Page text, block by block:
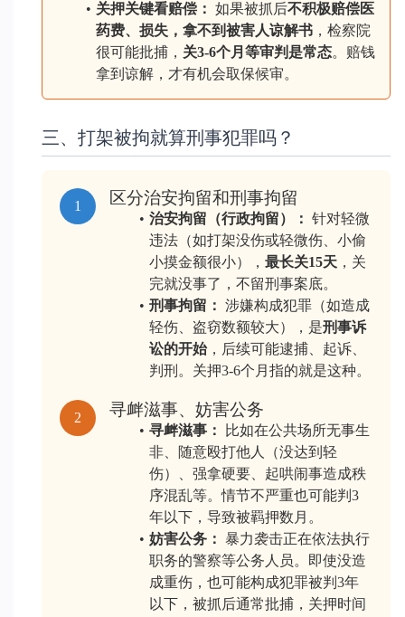
关押关键看赔偿： 如果被抓后不积极赔偿医
药费、损失，拿不到被害人谅解书 ，检察院
很可能批捕， 关3-6个月等审判是常态。赔钱
拿到谅解，才有机会取保候审。
三、打架被拘就算刑事犯罪吗？
1 区分治安拘留和刑事拘留
治安拘留（行政拘留）： 针对轻微
违法（如打架没伤或轻微伤、小偷
小摸金额很小）， 最长关15天 ，关
完就没事了，不留刑事案底。
刑事拘留： 涉嫌构成犯罪（如造成
轻伤、盗窃数额较大），是刑事诉
讼的开始，后续可能逮捕、起诉、
判刑。关押3-6个月指的就是这种。
2 寻衅滋事、妨害公务
寻衅滋事：
比如在公共场所无事生
非、随意殴打他人（没达到轻
伤）、强拿硬要、起哄闹事造成秩
序混乱等。情节不严重也可能判3
年以下，导致被羁押数月。
妨害公务： 暴力袭击正在依法执行
职务的警察等公务人员。即使没造
成重伤，也可能构成犯罪被判3年
以下，被抓后通常批捕，关押时间